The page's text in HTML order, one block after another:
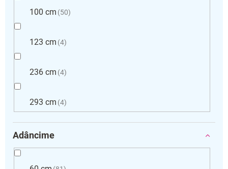
100 cm 50
123 cm 4
236 cm 4
293 cm 4
Adâncime